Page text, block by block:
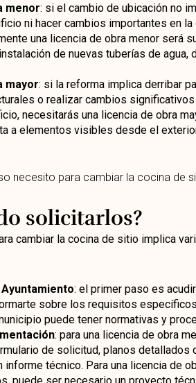
menor: si el cambio de ubicación no
ni hacer cambios importantes en
una licencia de obra menor será
de nuevas tuberías de agua,
mayor: si la reforma implica derribar
o realizar cambios
necesitarás una licencia de obra
a elementos visibles desde el
solicitarlos?
cambiar la cocina de sitio implica
: el primer paso es
sobre los requisitos
puede tener normativas y
: para una licencia de obra
de solicitud, planos detallados
informe técnico. Para una licencia de